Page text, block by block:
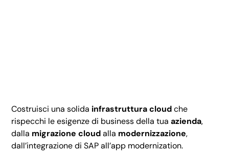
Costruisci una solida infrastruttura cloudche
rispecchi le esigenze di business della tuaazienda,
dalla migrazione cloudalla modernizzazione,
dall’integrazione di SAP all’app modernization.